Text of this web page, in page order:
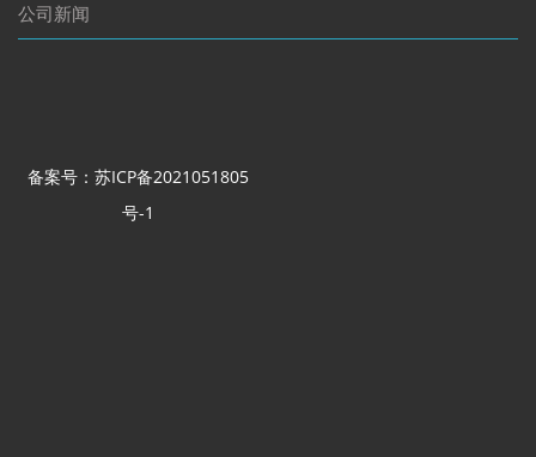
公司新闻
备案号：苏ICP备2021051805
号-1